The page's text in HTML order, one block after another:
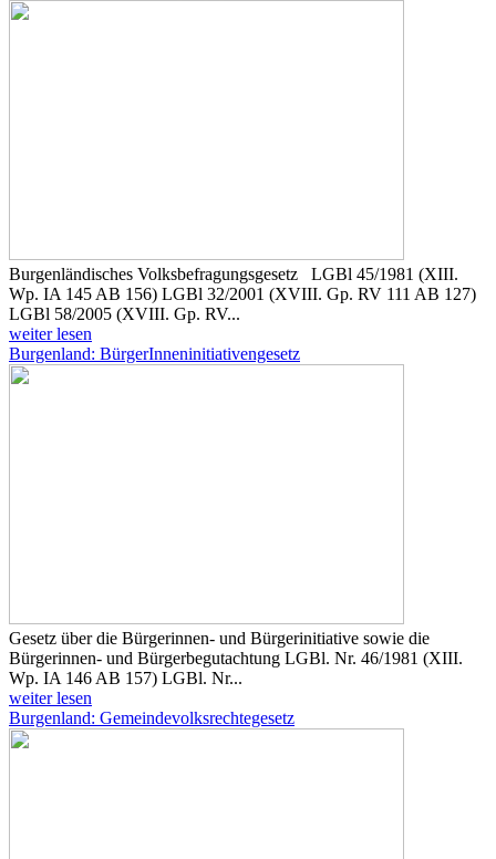
Burgenländisches Volksbefragungsgesetz LGBl 45/1981 (XIII.
Wp. IA 145 AB 156) LGBl 32/2001 (XVIII. Gp. RV 111 AB 127)
LGBl 58/2005 (XVIII. Gp. RV...
weiter lesen
Burgenland: BürgerInneninitiativengesetz
Gesetz über die Bürgerinnen- und Bürgerinitiative sowie die
Bürgerinnen- und Bürgerbegutachtung LGBl. Nr. 46/1981 (XIII.
Wp. IA 146 AB 157) LGBl. Nr...
weiter lesen
Burgenland: Gemeindevolksrechtegesetz